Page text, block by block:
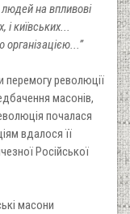
людей на впливові
і київських...
перемогу революції
масонів,
почалася
вдалося її
Російської
масони